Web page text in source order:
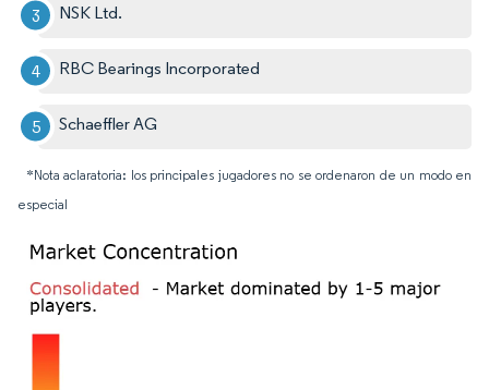
NSK Ltd.
RBC Bearings Incorporated
Schaeffler AG
*Nota aclaratoria: los principales jugadores no se ordenaron de un modo en
especial